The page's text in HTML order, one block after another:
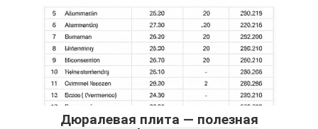
Дюралевая плита — полезная